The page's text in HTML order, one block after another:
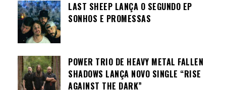
LAST SHEEP LANÇA O SEGUNDO EP
SONHOS E PROMESSAS
POWER TRIO DE HEAVY METAL FALLEN
SHADOWS LANÇA NOVO SINGLE “RISE
AGAINST THE DARK”